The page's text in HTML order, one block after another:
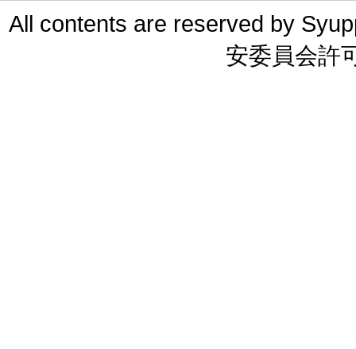
All contents are reserved by
安委員会許